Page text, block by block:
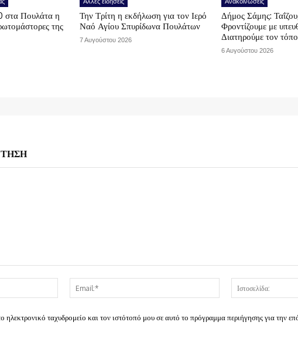
στα Πουλάτα η
της
Την Τρίτη η εκδήλωση για τον Ιερό
Ναό Αγίου Σπυρίδωνα Πουλάτων
7 Αυγούστου 2026
Δήμος Σάμης:
Φροντίζουμε με
Διατηρούμε τον
6 Αυγούστου 2026
Όνομα:*
Email:*
ηλεκτρονικό ταχυδρομείο και τον ιστότοπό μου σε αυτό το πρόγραμμα περιήγησης για την